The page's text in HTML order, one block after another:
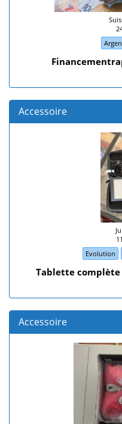
Accessoire
Evolution
Tablette complète
Accessoire